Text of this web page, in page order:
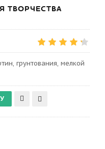
ТВОРЧЕСТВА
грунтования, мелкой